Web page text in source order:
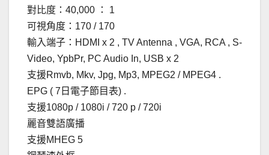
對比度：40,000 ： 1
可視角度：170 / 170
輸入端子：HDMI x 2 , TV Antenna , VGA, RCA , S-
Video, YpbPr, PC Audio In, USB x 2
支援Rmvb, Mkv, Jpg, Mp3, MPEG2 / MPEG4 .
EPG ( 7日電子節目表) .
支援1080p / 1080i / 720 p / 720i
麗音雙語廣播
支援MHEG 5